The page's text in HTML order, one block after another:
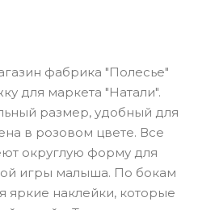
фабрика "Полесье"
для маркета "Натали".
размер, удобный для
в розовом цвете. Все
округлую форму для
игры малыша. По бокам
яркие наклейки, которые